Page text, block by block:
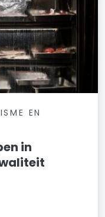
EN
in